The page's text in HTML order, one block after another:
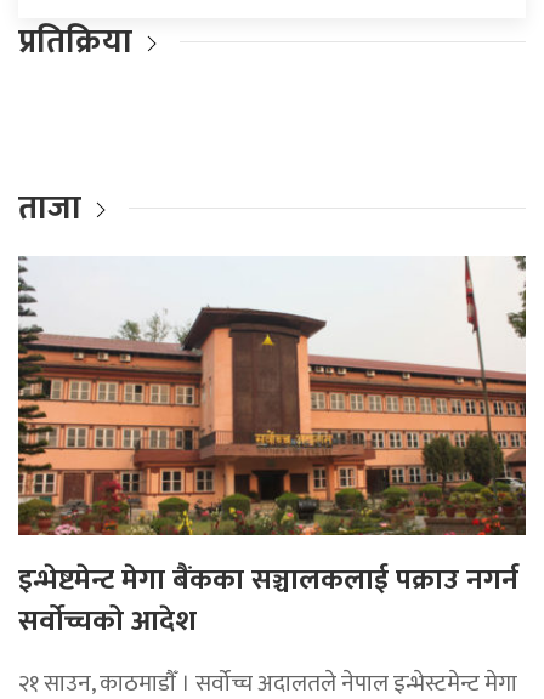
प्रतिक्रिया
ताजा
इन्भेष्टमेन्ट मेगा बैंकका सञ्चालकलाई पक्राउ नगर्न
सर्वोच्चको आदेश
२१ साउन, काठमाडाैँ । सर्वोच्च अदालतले नेपाल इन्भेस्टमेन्ट मेगा